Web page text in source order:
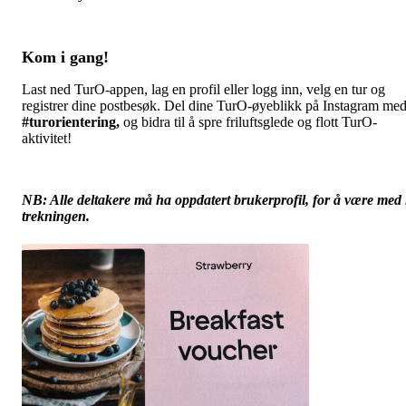
Kom i gang!
Last ned TurO-appen, lag en profil eller logg inn, velg en tur og
registrer dine postbesøk. Del dine TurO-øyeblikk på Instagram med
#turorientering, og bidra til å spre friluftsglede og flott TurO-
aktivitet!
NB: Alle deltakere må ha oppdatert brukerprofil, for å være med
trekningen.